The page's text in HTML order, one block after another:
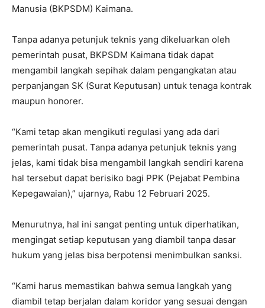
Manusia (BKPSDM) Kaimana.
Tanpa adanya petunjuk teknis yang dikeluarkan oleh
pemerintah pusat, BKPSDM Kaimana tidak dapat
mengambil langkah sepihak dalam pengangkatan atau
perpanjangan SK (Surat Keputusan) untuk tenaga kontrak
maupun honorer.
“Kami tetap akan mengikuti regulasi yang ada dari
pemerintah pusat. Tanpa adanya petunjuk teknis yang
jelas, kami tidak bisa mengambil langkah sendiri karena
hal tersebut dapat berisiko bagi PPK (Pejabat Pembina
Kepegawaian),” ujarnya, Rabu 12 Februari 2025.
Menurutnya, hal ini sangat penting untuk diperhatikan,
mengingat setiap keputusan yang diambil tanpa dasar
hukum yang jelas bisa berpotensi menimbulkan sanksi.
“Kami harus memastikan bahwa semua langkah yang
diambil tetap berjalan dalam koridor yang sesuai dengan